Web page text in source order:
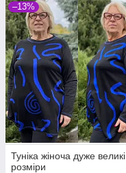
–13%
Туніка жіноча дуже великі
розміри